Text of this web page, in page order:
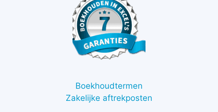
Boekhoudtermen
Zakelijke aftrekposten